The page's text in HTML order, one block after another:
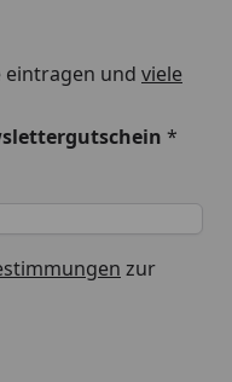
eintragen und viele
*
zur